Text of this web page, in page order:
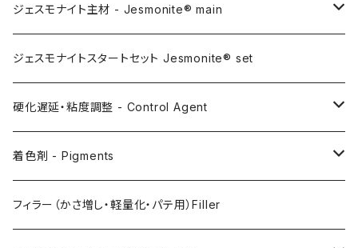
ジェスモナイト主材 - Jesmonite® main
AC100
AC200
AC730
FLEX METAL
ジェスモナイトスタートセット Jesmonite® set
硬化遅延・粘度調整 - Control Agent
Retarder（硬化遅延剤）
Thixotrope for AC100（増粘・タレ止め剤）
着色剤 - Pigments
Jesmonite製Pigments
フィラー（かさ増し・軽量化・パテ用）Filler